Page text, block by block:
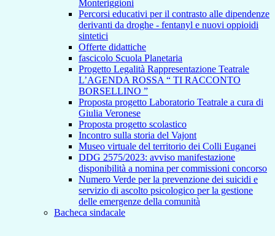
Monteriggioni
Percorsi educativi per il contrasto alle dipendenze
derivanti da droghe - fentanyl e nuovi oppioidi
sintetici
Offerte didattiche
fascicolo Scuola Planetaria
Progetto Legalità Rappresentazione Teatrale
L’AGENDA ROSSA “ TI RACCONTO
BORSELLINO ”
Proposta progetto Laboratorio Teatrale a cura di
Giulia Veronese
Proposta progetto scolastico
Incontro sulla storia del Vajont
Museo virtuale del territorio dei Colli Euganei
DDG 2575/2023: avviso manifestazione
disponibilità a nomina per commissioni concorso
Numero Verde per la prevenzione dei suicidi e
servizio di ascolto psicologico per la gestione
delle emergenze della comunità
Bacheca sindacale